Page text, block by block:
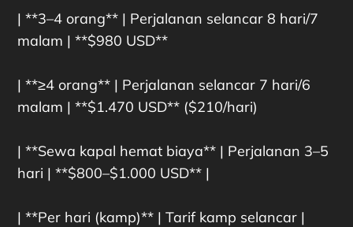
| **3–4 orang** | Perjalanan selancar 8 hari/7
malam | **$980 USD**
| **≥4 orang** | Perjalanan selancar 7 hari/6
malam | **$1.470 USD** ($210/hari)
| **Sewa kapal hemat biaya** | Perjalanan 3–5
hari | **$800–$1.000 USD** |
| **Per hari (kamp)** | Tarif kamp selancar |